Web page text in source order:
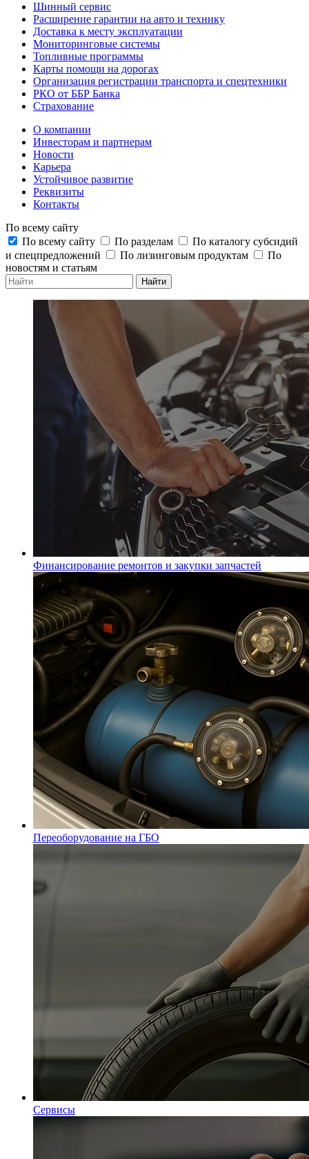
Шинный сервис
Расширение гарантии на авто и технику
Доставка к месту эксплуатации
Мониторинговые системы
Топливные программы
Карты помощи на дорогах
Организация регистрации транспорта и спецтехники
РКО от ББР Банка
Страхование
О компании
Инвесторам и партнерам
Новости
Карьера
Устойчивое развитие
Реквизиты
Контакты
По всему сайту
По всему сайту
По разделам
По каталогу субсидий
и спецпредложений
По лизинговым продуктам
По
новостям и статьям
Найти
Финансирование ремонтов и закупки запчастей
Переоборудование на ГБО
Сервисы